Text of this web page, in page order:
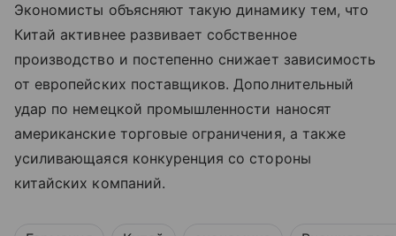
Экономисты объясняют такую динамику тем, что
Китай активнее развивает собственное
производство и постепенно снижает зависимость
от европейских поставщиков. Дополнительный
удар по немецкой промышленности наносят
американские торговые ограничения, а также
усиливающаяся конкуренция со стороны
китайских компаний.